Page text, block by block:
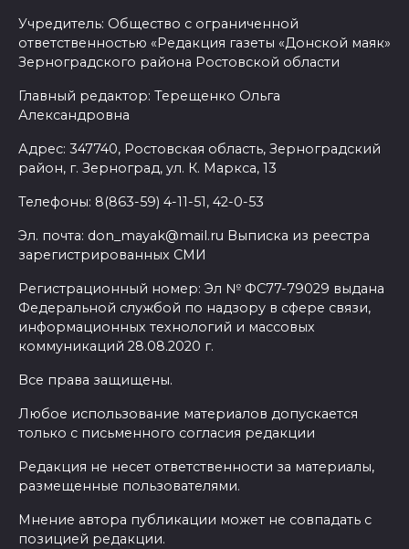
Учредитель: Общество с ограниченной
ответственностью «Редакция газеты «Донской маяк»
Зерноградского района Ростовской области
Главный редактор: Терещенко Ольга
Александровна
Адрес: 347740, Ростовская область, Зерноградский
район, г. Зерноград, ул. К. Маркса, 13
Телефоны: 8(863-59) 4-11-51, 42-0-53
Эл. почта: don_mayak@mail.ru Выписка из реестра
зарегистрированных СМИ
Регистрационный номер: Эл № ФС77-79029 выдана
Федеральной службой по надзору в сфере связи,
информационных технологий и массовых
коммуникаций 28.08.2020 г.
Все права защищены.
Любое использование материалов допускается
только с письменного согласия редакции
Редакция не несет ответственности за материалы,
размещенные пользователями.
Мнение автора публикации может не совпадать с
позицией редакции.